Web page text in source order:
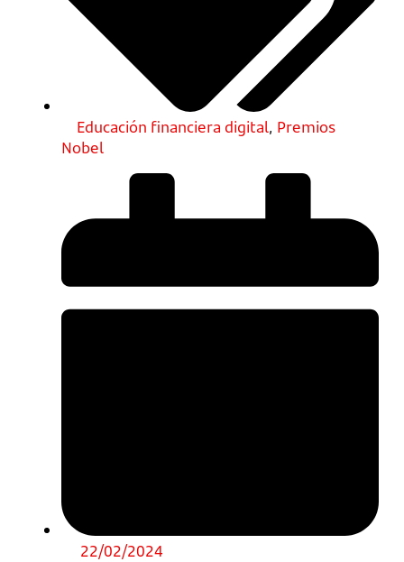
Educación financiera digital, Premios
Nobel
22/02/2024